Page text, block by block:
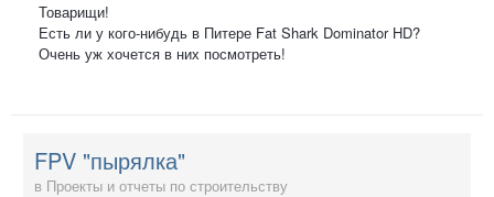
Товарищи!
Есть ли у кого-нибудь в Питере Fat Shark Dominator HD?
Очень уж хочется в них посмотреть!
FPV "пырялка"
в Проекты и отчеты по строительству